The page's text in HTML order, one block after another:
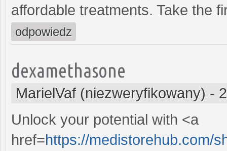
affordable treatments. Take the
odpowiedz
dexamethasone
MarielVaf (niezweryfikowany) -
Unlock your potential with <a
href=https://medistorehub.com/